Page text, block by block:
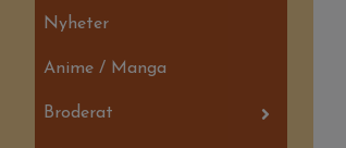
Nyheter
Anime / Manga
Broderat